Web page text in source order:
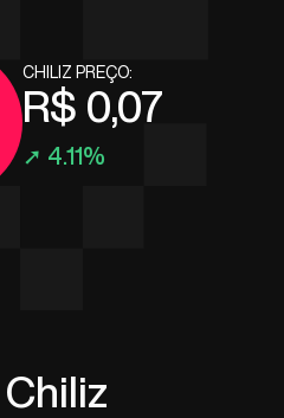
CHILIZ PREÇO:
R$ 0,07
➚ 4.11%